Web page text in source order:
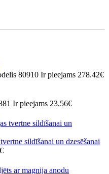
80910 Ir pieejams 278.42€
Ir pieejams 23.56€
sildīšanai un dzesēšanai